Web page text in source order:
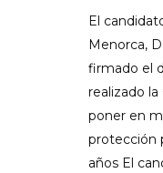
El
Menorca,
firmado el
realizado la
poner en
protección
años El